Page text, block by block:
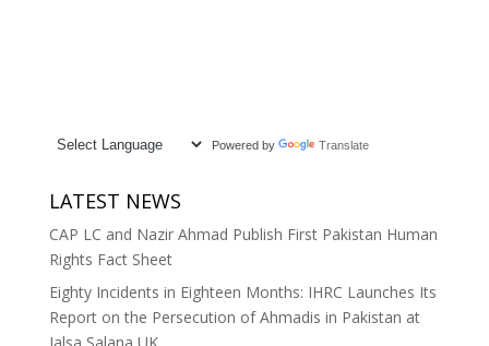
Powered by Translate
LATEST NEWS
CAP LC and Nazir Ahmad Publish First Pakistan Human
Rights Fact Sheet
Eighty Incidents in Eighteen Months: IHRC Launches Its
Report on the Persecution of Ahmadis in Pakistan at